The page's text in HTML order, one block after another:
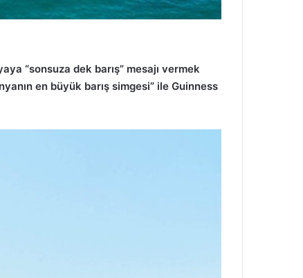
“sonsuza dek barış” mesajı vermek
en büyük barış simgesi” ile Guinness